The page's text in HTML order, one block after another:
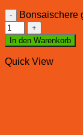
Bonsaischere
In den Warenkorb
Quick View